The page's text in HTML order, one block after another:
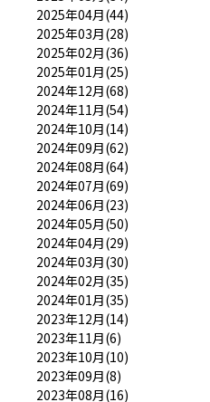
2025年04月(44)
2025年03月(28)
2025年02月(36)
2025年01月(25)
2024年12月(68)
2024年11月(54)
2024年10月(14)
2024年09月(62)
2024年08月(64)
2024年07月(69)
2024年06月(23)
2024年05月(50)
2024年04月(29)
2024年03月(30)
2024年02月(35)
2024年01月(35)
2023年12月(14)
2023年11月(6)
2023年10月(10)
2023年09月(8)
2023年08月(16)